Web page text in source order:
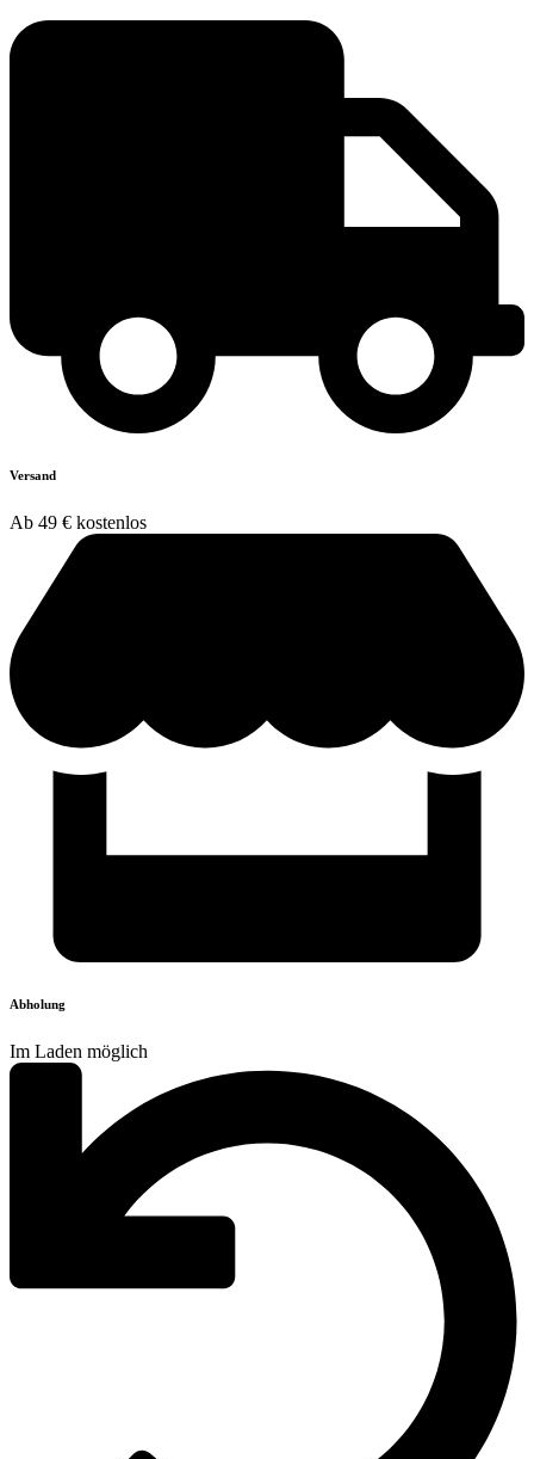
150G
Menge
Versand
Ab 49 € kostenlos
Abholung
Im Laden möglich